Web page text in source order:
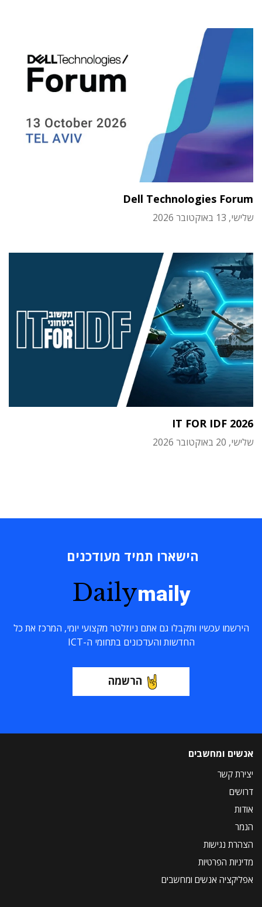
Dell Technologies Forum
שלישי, 13 באוקטובר 2026
IT FOR IDF 2026
שלישי, 20 באוקטובר 2026
הישארו תמיד מעודכנים
Dailymaily
הירשמו עכשיו ותקבלו גם אתם ניוזלטר מקצועי יומי, המרכז את כל
החדשות והעדכונים בתחומי ה-ICT
הרשמה
אנשים ומחשבים
יצירת קשר
דרושים
אודות
הנמר
הצהרת נגישות
מדיניות הפרטיות
אפליקציה אנשים ומחשבים